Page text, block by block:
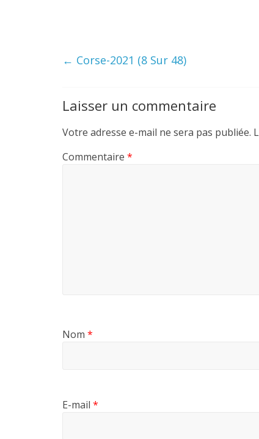
← Corse-2021 (8 Sur 48)
Laisser un commentaire
Votre adresse e-mail ne sera pas publiée.
Commentaire *
Nom *
E-mail *